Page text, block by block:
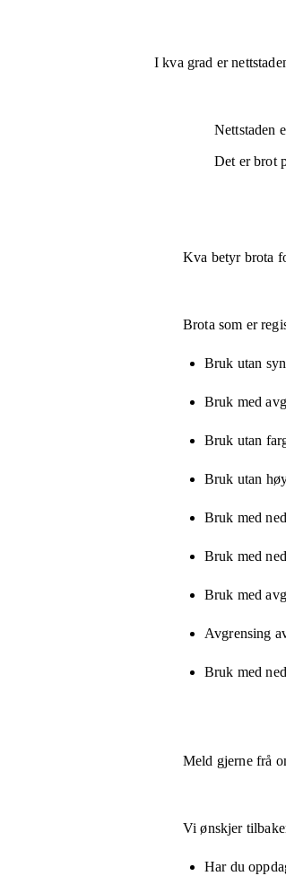
I kva grad er
Nettstaden
Det er brot
Kva betyr brota
Brota som er
Bruk utan syn
Bruk med
Bruk utan
Bruk utan
Bruk med
Bruk med
Bruk med
Avgrensing
Bruk med
Meld gjerne frå
Vi ønskjer
Har du